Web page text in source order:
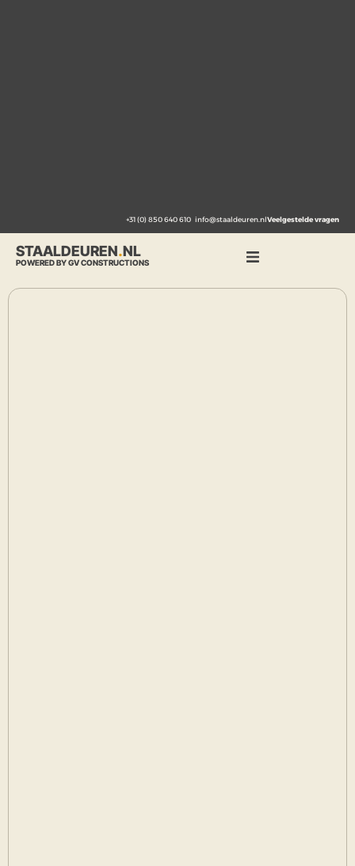
+31 (0) 850 640 610 info@staaldeuren.nlVeelgestelde vragen
STAALDEUREN.NL
POWERED BY GV CONSTRUCTIONS